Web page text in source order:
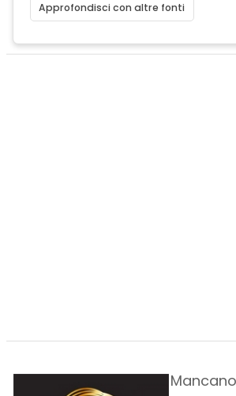
Approfondisci con altre fonti